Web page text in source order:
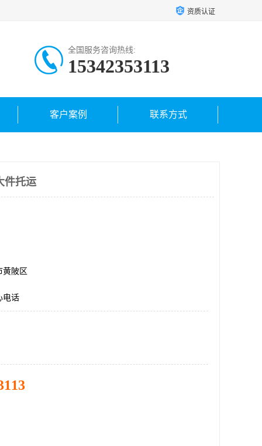
资质认证
全国服务咨询热线:
15342353113
客户案例 联系方式
件托运
黄陂区
电话